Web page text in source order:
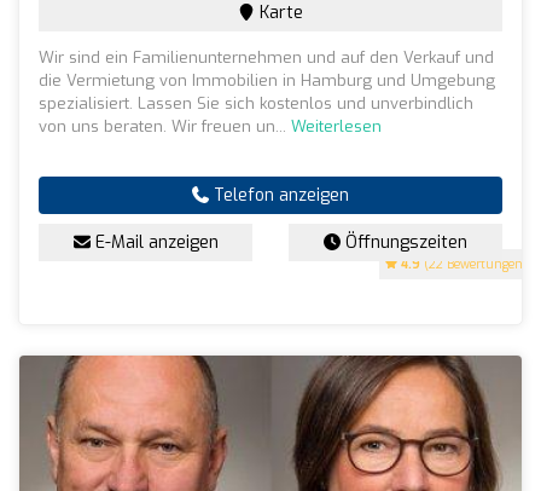
4.9 (22 Bewertungen)
Karte
Wir sind ein Familienunternehmen und auf den Verkauf und
die Vermietung von Immobilien in Hamburg und Umgebung
spezialisiert. Lassen Sie sich kostenlos und unverbindlich
von uns beraten. Wir freuen un... Weiterlesen
Telefon anzeigen
E-Mail anzeigen Öffnungszeiten